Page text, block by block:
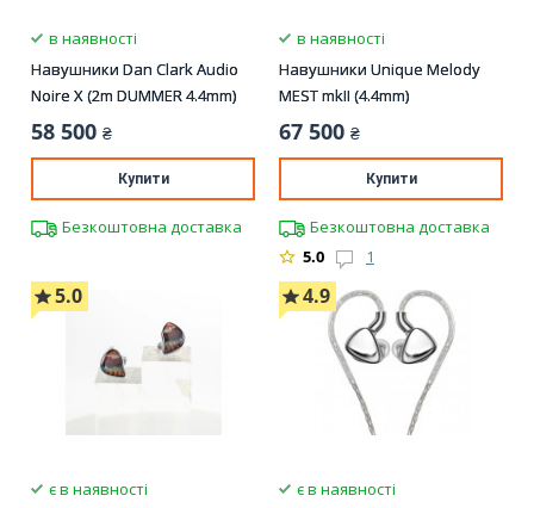
в наявності
Навушники Dan Clark Audio
Noire X (2m DUMMER 4.4mm)
58 500 ₴
Купити
Безкоштовна доставка
в наявності
Навушники Unique Melody
MEST mkII (4.4mm)
67 500 ₴
Купити
Безкоштовна доставка
5.0
1
5.0
є в наявності
4.9
є в наявності